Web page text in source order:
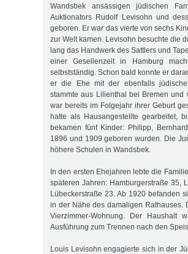
Wandsbek ansässigen jüdischen
Auktionators Rudolf Levisohn und
geboren. Er war das vierte von sechs
zur Welt kamen. Levisohn besuchte die
lang das Handwerk des Sattlers und
einer Gesellenzeit in Hamburg
selbstständig. Schon bald konnte er
er die Ehe mit der ebenfalls
stammte aus Lilienthal bei Bremen und
war bereits im Folgejahr ihrer Geburt
hatte als Hausangestellte gearbeitet,
bekamen fünf Kinder: Philipp,
1896 und 1909 geboren wurden. Die
höhere Schulen in Wandsbek.
In den ersten Ehejahren lebte die
späteren Jahren: Hamburgerstraße 35,
Lübeckerstraße 23. Ab 1920 befanden
in der Nähe des damaligen Rathauses.
Vierzimmer-Wohnung. Der Haushalt
Ausführung zum Trennen nach den
Louis Levisohn engagierte sich in der